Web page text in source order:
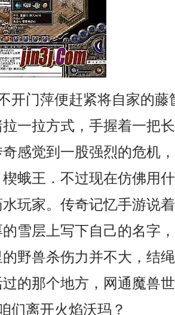
开门萍便赶紧将自家的藤
一拉方式，手握着一把
奇感觉到一股强烈的危机
蛾王．不过现在仿佛用
玩家。传奇记忆手游说
雪层上写下自己的名字
野兽杀伤力并不大，结
的那个地方，网通魔兽
们离开火焰沃玛？